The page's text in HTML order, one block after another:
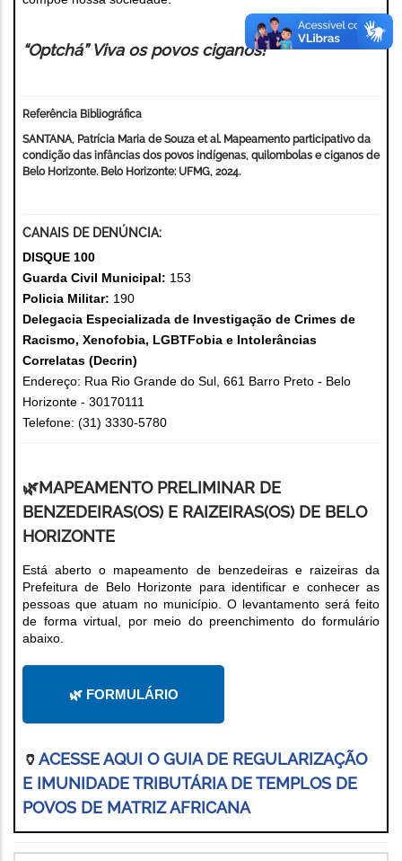
“Optchá” Viva os povos ciganos!
Referência Bibliográfica
SANTANA, Patrícia Maria de Souza et al. Mapeamento participativo da
condição das infâncias dos povos indígenas, quilombolas e ciganos de
Belo Horizonte. Belo Horizonte: UFMG, 2024.
CANAIS DE DENÚNCIA:
DISQUE 100
Guarda Civil Municipal: 153
Policia Militar: 190
Delegacia Especializada de Investigação de Crimes de
Racismo, Xenofobia, LGBTFobia e Intolerâncias
Correlatas (Decrin)
Endereço: Rua Rio Grande do Sul, 661 Barro Preto - Belo
Horizonte - 30170111
Telefone: (31) 3330-5780
🌿MAPEAMENTO PRELIMINAR DE
BENZEDEIRAS(OS) E RAIZEIRAS(OS) DE BELO
HORIZONTE
Está aberto o mapeamento de benzedeiras e raizeiras da
Prefeitura de Belo Horizonte para identificar e conhecer as
pessoas que atuam no município. O levantamento será feito
de forma virtual, por meio do preenchimento do formulário
abaixo.
🌿 FORMULÁRIO
🏺ACESSE AQUI O GUIA DE REGULARIZAÇÃO
E IMUNIDADE TRIBUTÁRIA DE TEMPLOS DE
POVOS DE MATRIZ AFRICANA